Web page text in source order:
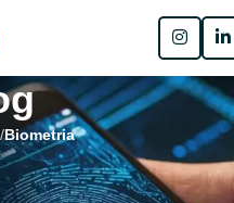
/Biometria
DIGITAL ,MFA
como